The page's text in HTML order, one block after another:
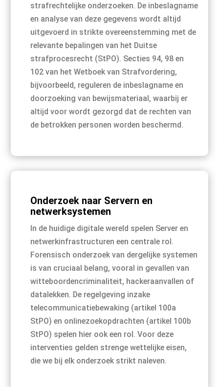
strafrechtelijke onderzoeken. De inbeslagname
en analyse van deze gegevens wordt altijd
uitgevoerd in strikte overeenstemming met de
relevante bepalingen van het Duitse
strafprocesrecht (StPO). Secties 94, 98 en
102 van het Wetboek van Strafvordering,
bijvoorbeeld, reguleren de inbeslagname en
doorzoeking van bewijsmateriaal, waarbij er
altijd voor wordt gezorgd dat de rechten van
de betrokken personen worden beschermd.
Onderzoek naar Servern en
netwerksystemen
In de huidige digitale wereld spelen Server en
netwerkinfrastructuren een centrale rol.
Forensisch onderzoek van dergelijke systemen
is van cruciaal belang, vooral in gevallen van
witteboordencriminaliteit, hackeraanvallen of
datalekken. De regelgeving inzake
telecommunicatiebewaking (artikel 100a
StPO) en onlinezoekopdrachten (artikel 100b
StPO) spelen hier ook een rol. Voor deze
interventies gelden strenge wettelijke eisen,
die we bij elk onderzoek strikt naleven.